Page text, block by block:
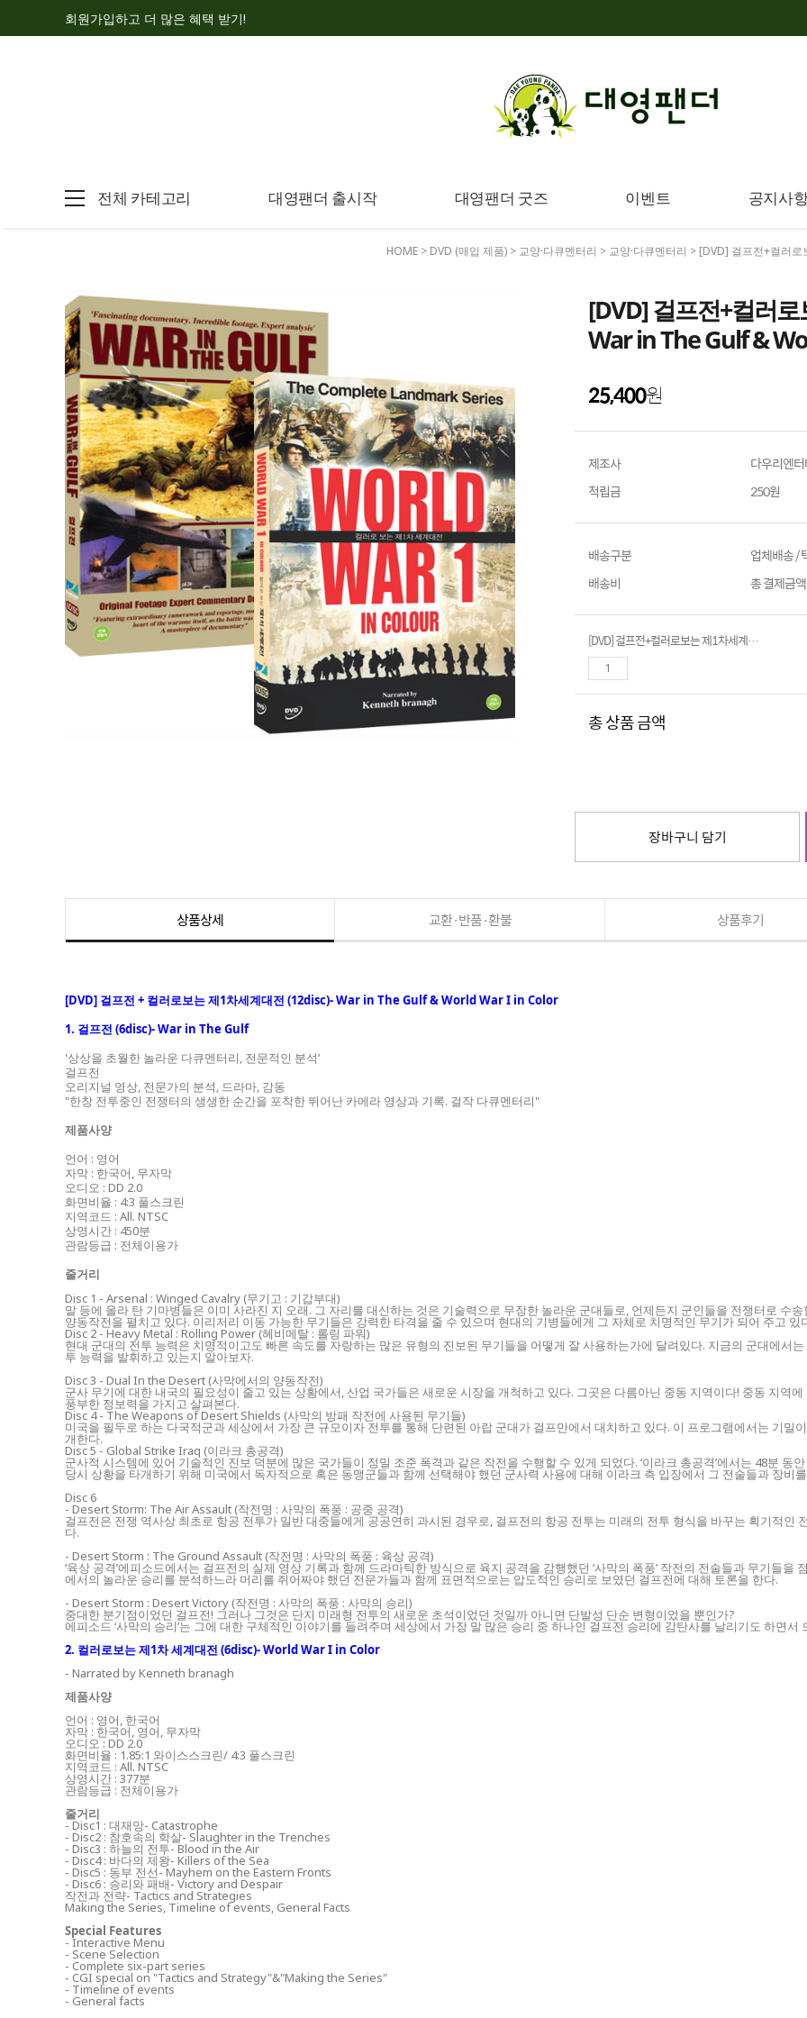
회원가입하고 더 많은 혜택 받기!
전체 카테고리 대영팬더 출시작 대영팬더 굿즈 이벤트 공지사
HOME > DVD (매입 제품) > 교양·다큐멘터리 > 교양·다큐멘터리 > [DVD] 걸프전+컬러
[DVD] 걸프전+컬러
War in The Gulf &
25,400원
제조사
다우리엔
적립금
250원
배송구분
업체배송 /
배송비
총 결제금
[DVD] 걸프전+컬러로보는 제1차세계대전 (12disc)- War in The Gulf & World War I in Color
총 상품 금액
장바구니 담기
상품상세 교환·반품·환불 상품후기
[DVD] 걸프전 + 컬러로보는 제1차세계대전 (12disc)- War in The Gulf & World War I in Color
1. 걸프전 (6disc)- War in The Gulf
'상상을 초월한 놀라운 다큐멘터리, 전문적인 분석’
걸프전
오리지널 영상, 전문가의 분석, 드라마, 감동
"한창 전투중인 전쟁터의 생생한 순간을 포착한 뛰어난 카메라 영상과 기록. 걸작 다큐멘터리"
제품사양
언어 : 영어
자막 : 한국어, 무자막
오디오 : DD 2.0
화면비율 : 4:3 풀스크린
지역코드 : All. NTSC
상영시간 : 450분
관람등급 : 전체이용가
줄거리
Disc 1 - Arsenal : Winged Cavalry (무기고 : 기갑부대)
말 등에 올라 탄 기마병들은 이미 사라진 지 오래. 그 자리를 대신하는 것은 기술력으로 무장한 놀라운 군대들로, 언제든지 군인들을 전쟁터로 수
양동작전을 펼치고 있다. 이리저리 이동 가능한 무기들은 강력한 타격을 줄 수 있으며 현대의 기병들에게 그 자체로 치명적인 무기가 되어 주고 있
Disc 2 - Heavy Metal : Rolling Power (헤비메탈 : 롤링 파워)
현대 군대의 전투 능력은 치명적이고도 빠른 속도를 자랑하는 많은 유형의 진보된 무기들을 어떻게 잘 사용하는가에 달려있다. 지금의 군대에서
투 능력을 발휘하고 있는지 알아보자.
Disc 3 - Dual In the Desert (사막에서의 양동작전)
군사 무기에 대한 내국의 필요성이 줄고 있는 상황에서, 산업 국가들은 새로운 시장을 개척하고 있다. 그곳은 다름아닌 중동 지역이다! 중동 지역
풍부한 정보력을 가지고 살펴본다.
Disc 4 - The Weapons of Desert Shields (사막의 방패 작전에 사용된 무기들)
미국을 필두로 하는 다국적군과 세상에서 가장 큰 규모이자 전투를 통해 단련된 아랍 군대가 걸프만에서 대치하고 있다. 이 프로그램에서는 기
개한다.
Disc 5 - Global Strike Iraq (이라크 총공격)
군사적 시스템에 있어 기술적인 진보 덕분에 많은 국가들이 정밀 조준 폭격과 같은 작전을 수행할 수 있게 되었다. ‘이라크 총공격’에서는 48분 동
당시 상황을 타개하기 위해 미국에서 독자적으로 혹은 동맹군들과 함께 선택해야 했던 군사력 사용에 대해 이라크 측 입장에서 그 전술들과 장비
Disc 6
- Desert Storm: The Air Assault (작전명 : 사막의 폭풍 : 공중 공격)
걸프전은 전쟁 역사상 최초로 항공 전투가 일반 대중들에게 공공연히 과시된 경우로, 걸프전의 항공 전투는 미래의 전투 형식을 바꾸는 획기적인
다.
- Desert Storm : The Ground Assault (작전명 : 사막의 폭풍 : 육상 공격)
‘육상 공격’에피소드에서는 걸프전의 실제 영상 기록과 함께 드라마틱한 방식으로 육지 공격을 감행했던 ‘사막의 폭풍’ 작전의 전술들과 무기들
에서의 놀라운 승리를 분석하느라 머리를 쥐어짜야 했던 전문가들과 함께 표면적으로는 압도적인 승리로 보였던 걸프전에 대해 토론을 한다.
- Desert Storm : Desert Victory (작전명 : 사막의 폭풍 : 사막의 승리)
중대한 분기점이었던 걸프전! 그러나 그것은 단지 미래형 전투의 새로운 초석이었던 것일까 아니면 단발성 단순 변형이었을 뿐인가?
에피소드 ‘사막의 승리’는 그에 대한 구체적인 이야기를 들려주며 세상에서 가장 말 많은 승리 중 하나인 걸프전 승리에 감탄사를 날리기도 하면
2. 컬러로보는 제1차 세계대전 (6disc)- World War I in Color
- Narrated by Kenneth branagh
제품사양
언어 : 영어, 한국어
자막 : 한국어, 영어, 무자막
오디오 : DD 2.0
화면비율 : 1.85:1 와이스스크린/ 4:3 풀스크린
지역코드 : All. NTSC
상영시간 : 377분
관람등급 : 전체이용가
줄거리
- Disc1 : 대재앙- Catastrophe
- Disc2 : 참호속의 학살- Slaughter in the Trenches
- Disc3 : 하늘의 전투- Blood in the Air
- Disc4 : 바다의 제왕- Killers of the Sea
- Disc5 : 동부 전선- Mayhem on the Eastern Fronts
- Disc6 : 승리와 패배- Victory and Despair
작전과 전략- Tactics and Strategies
Making the Series, Timeline of events, General Facts
Special Features
- Interactive Menu
- Scene Selection
- Complete six-part series
- CGI special on "Tactics and Strategy"&"Making the Series"
- Timeline of events
- General facts